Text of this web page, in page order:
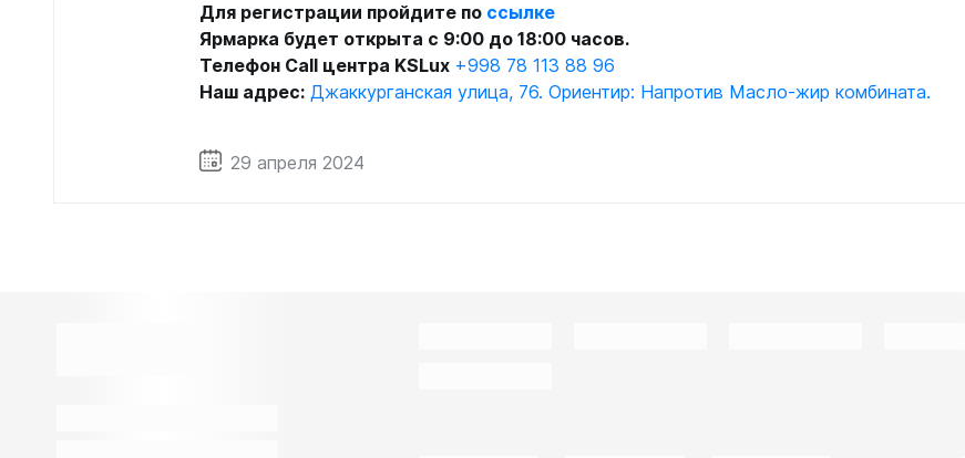
Для регистрации пройдите по ссылке
Ярмарка будет открыта с 9:00 до 18:00 часов.
Телефон Call центра KSLux +998 78 113 88 96
Наш адрес: Джаккурганская улица, 76. Ориентир: Напротив Масло-жир комбината.
29 апреля 2024